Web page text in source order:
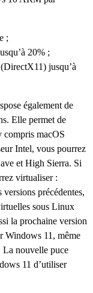
;
20% ;
jusqu’à
également de
Elle permet de
compris macOS
Intel, vous pourrez
et High Sierra. Si
virtualiser :
précédentes,
sous Linux
la prochaine version
Windows 11, même
La nouvelle puce
11 d’utiliser